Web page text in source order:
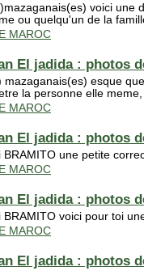
voici une
ou quelqu'un de la
MAROC
El jadida : photos
mazaganais(es) esque
la personne elle
MAROC
El jadida : photos
BRAMITO une petite
MAROC
El jadida : photos
BRAMITO voici pour toi
MAROC
El jadida : photos